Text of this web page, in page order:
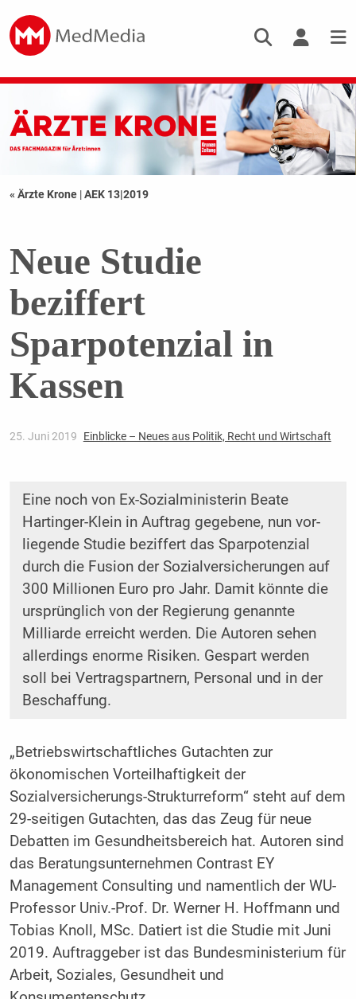
« Ärzte Krone |AEK 13|2019
Neue Studie
beziffert
Sparpotenzial in
Kassen
25. Juni 2019 Einblicke – Neues aus Politik, Recht und Wirtschaft
Eine noch von Ex-Sozialministerin Beate
Hartinger-Klein in Auftrag gegebene, nun vor-
liegende Studie beziffert das Sparpotenzial
durch die Fusion der Sozialversicherungen auf
300 Millionen Euro pro Jahr. Damit könnte die
ursprünglich von der Regierung genannte
Milliarde erreicht werden. Die Autoren sehen
allerdings enorme Risiken. Gespart werden
soll bei Vertragspartnern, Personal und in der
Beschaffung.
„Betriebswirtschaftliches Gutachten zur
ökonomischen Vorteilhaftigkeit der
Sozialversicherungs-Strukturreform“ steht auf dem
29-seitigen Gutachten, das das Zeug für neue
Debatten im Gesundheitsbereich hat. Autoren sind
das Beratungsunternehmen Contrast EY
Management Consulting und namentlich der WU-
Professor Univ.-Prof. Dr. Werner H. Hoffmann und
Tobias Knoll, MSc. Datiert ist die Studie mit Juni
2019. Auftraggeber ist das Bundesministerium für
Arbeit, Soziales, Gesundheit und